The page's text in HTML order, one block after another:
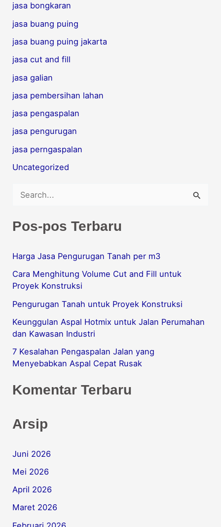
jasa bongkaran
jasa buang puing
jasa buang puing jakarta
jasa cut and fill
jasa galian
jasa pembersihan lahan
jasa pengaspalan
jasa pengurugan
jasa perngaspalan
Uncategorized
r
u
n
t
u
k
:
Pos-pos Terbaru
Harga Jasa Pengurugan Tanah per m3
Cara Menghitung Volume Cut and Fill untuk
Proyek Konstruksi
Pengurugan Tanah untuk Proyek Konstruksi
Keunggulan Aspal Hotmix untuk Jalan Perumahan
dan Kawasan Industri
7 Kesalahan Pengaspalan Jalan yang
Menyebabkan Aspal Cepat Rusak
Komentar Terbaru
Arsip
Juni 2026
Mei 2026
April 2026
Maret 2026